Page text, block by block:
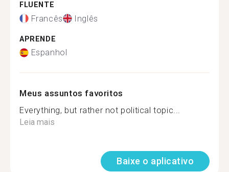
FLUENTE
Francês Inglês
APRENDE
Espanhol
Meus assuntos favoritos
Everything, but rather not political topic...
Leia mais
Baixe o aplicativo